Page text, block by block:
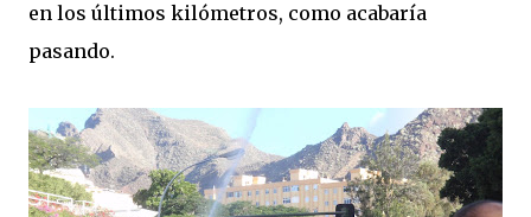
en los últimos kilómetros, como acabaría
pasando.